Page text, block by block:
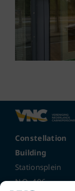
Constellation
Building
Stationsplein
N.O. 406